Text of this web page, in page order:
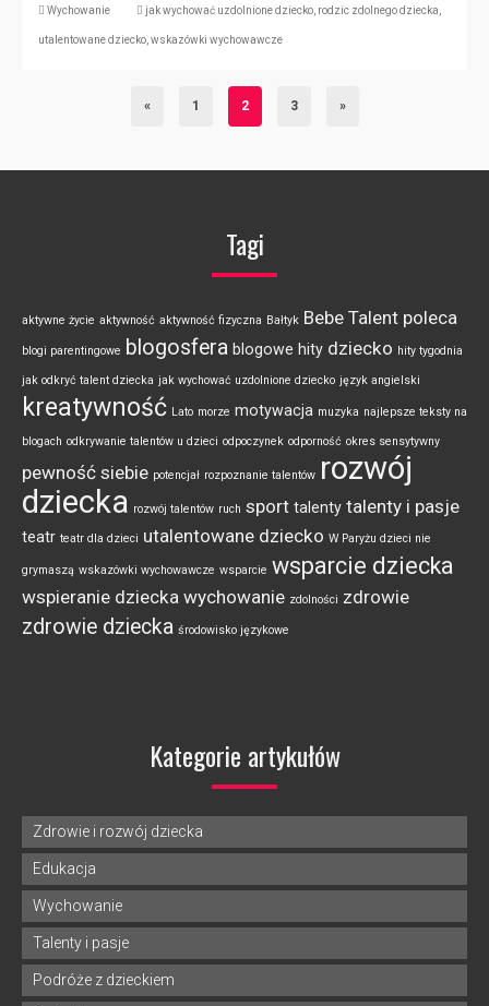
Wychowanie jak wychować uzdolnione dziecko rodzic zdolnego dziecka
utalentowane dziecko wskazówki wychowawcze
« 1 2 3 »
Tagi
aktywne życie aktywność aktywność fizyczna Bałtyk Bebe Talent poleca
blogi parentingowe blogosfera blogowe hity dziecko hity tygodnia
jak odkryć talent dziecka jak wychować uzdolnione dziecko język angielski
kreatywność Lato morze motywacja muzyka najlepsze teksty na
blogach odkrywanie talentów u dzieci odpoczynek odporność okres sensytywny
pewność siebie potencjał rozpoznanie talentów rozwój
dziecka rozwój talentów ruch sport talenty talenty i pasje
teatr teatr dla dzieci utalentowane dziecko W Paryżu dzieci nie
grymaszą wskazówki wychowawcze wsparcie wsparcie dziecka
wspieranie dziecka wychowanie zdolności zdrowie
zdrowie dziecka środowisko językowe
Kategorie artykułów
Zdrowie i rozwój dziecka
Edukacja
Wychowanie
Talenty i pasje
Podróże z dzieckiem